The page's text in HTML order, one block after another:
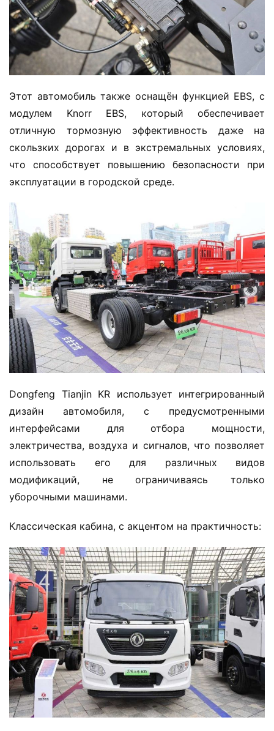
л
е
г
к
и
й
о
м
м
е
р
е
с
к
и
й
а
в
т
о
м
о
б
л
ь
登录 注册
Этот автомобиль также оснащён функцией EBS, с
модулем Knorr EBS, который обеспечивает
отличную тормозную эффективность даже на
скользких дорогах и в экстремальных условиях,
что способствует повышению безопасности при
эксплуатации в городской среде.
Dongfeng Tianjin KR использует интегрированный
дизайн автомобиля, с предусмотренными
интерфейсами для отбора мощности,
электричества, воздуха и сигналов, что позволяет
использовать его для различных видов
модификаций, не ограничиваясь только
уборочными машинами.
Классическая кабина, с акцентом на практичность: